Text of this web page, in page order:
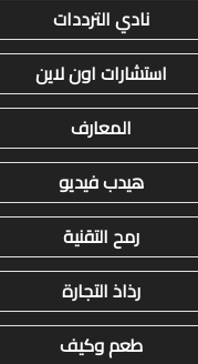
نادي الترددات
استشارات اون لاين
المعارف
هيدب فيديو
رمح التقنية
رذاذ التجارة
طعم وكيف